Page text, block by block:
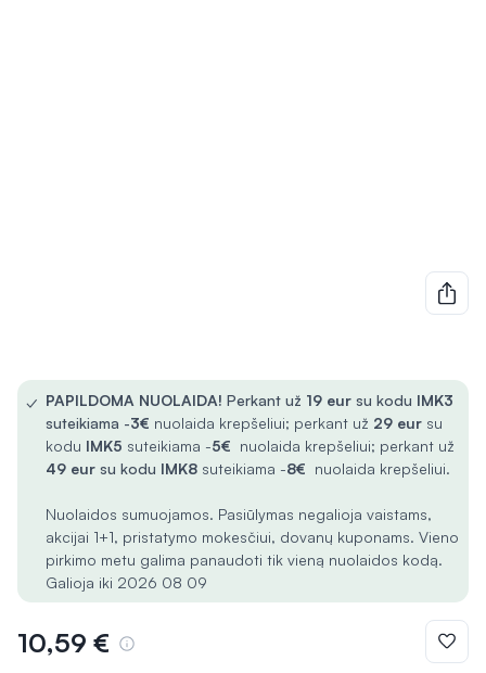
✓ PAPILDOMA NUOLAIDA! Perkant už 19 eur su kodu IMK3
suteikiama -3€ nuolaida krepšeliui; perkant už 29 eur su
kodu IMK5 suteikiama -5€ nuolaida krepšeliui; perkant už
49 eur su kodu IMK8 suteikiama -8€ nuolaida krepšeliui.
Nuolaidos sumuojamos. Pasiūlymas negalioja vaistams,
akcijai 1+1, pristatymo mokesčiui, dovanų kuponams. Vieno
pirkimo metu galima panaudoti tik vieną nuolaidos kodą.
Galioja iki 2026 08 09
10,59 €